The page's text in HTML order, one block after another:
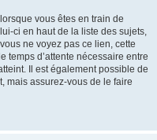
vous êtes en train de
ci en haut de la liste des sujets,
ne voyez pas ce lien, cette
temps d’attente nécessaire entre
Il est également possible de
mais assurez-vous de le faire